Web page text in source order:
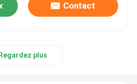
aux besoins du client
Contact
Regardez plus